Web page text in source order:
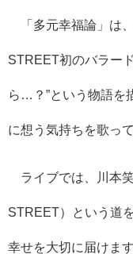
「多元幸福論」は
STREET初のバラー
ら…？”という物語を
に想う気持ちを歌って
ライブでは、川本
STREET）という道
幸せを大切に届けま